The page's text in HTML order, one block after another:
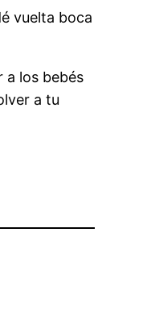
vuelta boca
a los bebés
a tu